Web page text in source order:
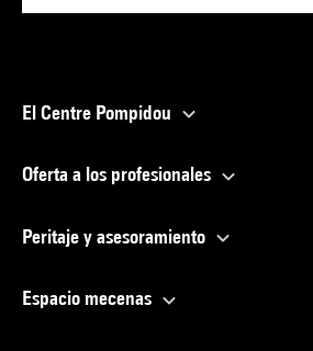
El Centre Pompidou
Oferta a los profesionales
Peritaje y asesoramiento
Espacio mecenas